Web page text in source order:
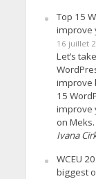
Top 15
improve
16 juillet
Let’s
improve
15
improve
on Meks.
Ivana
WCEU
biggest